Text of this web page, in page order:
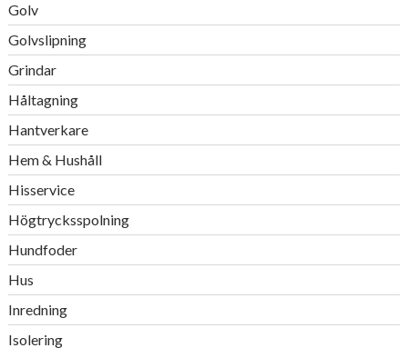
Golv
Golvslipning
Grindar
Håltagning
Hantverkare
Hem & Hushåll
Hisservice
Högtrycksspolning
Hundfoder
Hus
Inredning
Isolering